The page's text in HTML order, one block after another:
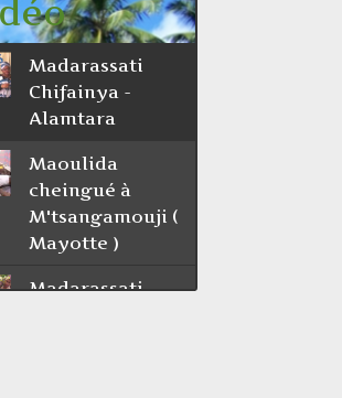
Madarassati
Chifainya -
Alamtara
Maoulida
cheingué à
M'tsangamouji (
Mayotte )
Madarassati